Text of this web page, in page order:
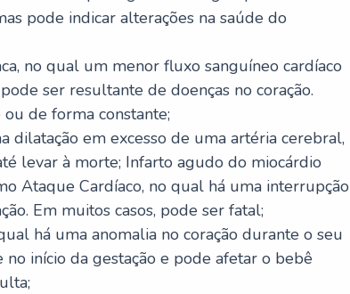
pode indicar alterações na saúde do
no qual um menor fluxo sanguíneo cardíaco
ser resultante de doenças no coração.
de forma constante;
dilatação em excesso de uma artéria cerebral,
levar à morte; Infarto agudo do miocárdio
Ataque Cardíaco, no qual há uma interrupção
Em muitos casos, pode ser fatal;
há uma anomalia no coração durante o seu
no início da gestação e pode afetar o bebê